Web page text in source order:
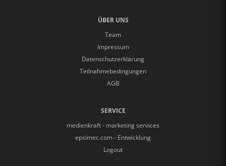
ÜBER UNS
Team
Impressum
Datenschutzerklärung
Teilnahmebedingungen
AGB
SERVICE
medienkraft - marketing services
epsimec.com - Entwicklung
Logout